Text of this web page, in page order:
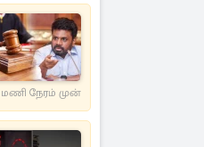
மணி நேரம் முன்